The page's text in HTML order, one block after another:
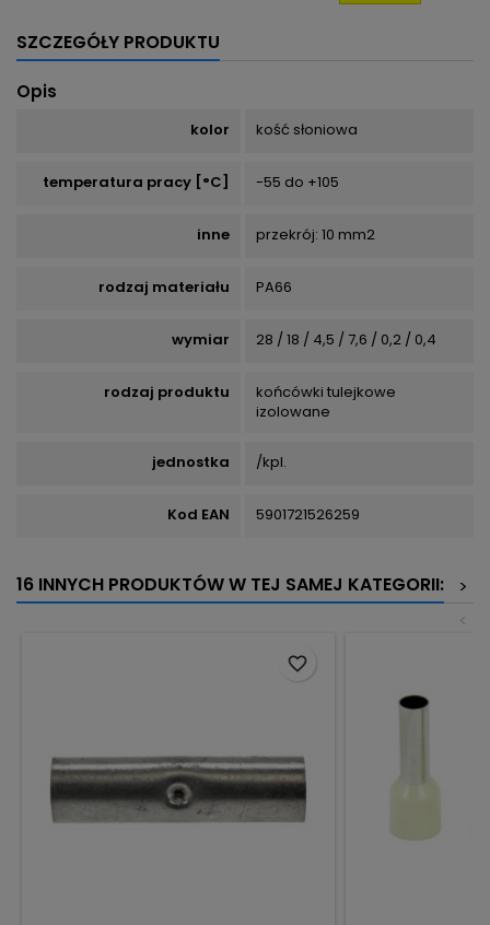
SZCZEGÓŁY PRODUKTU
Opis
kolor kość słoniowa
temperatura pracy [°C] -55 do +105
inne przekrój: 10 mm2
rodzaj materiału PA66
wymiar 28 / 18 / 4,5 / 7,6 / 0,2 / 0,4
rodzaj produktu
końcówki tulejkowe
izolowane
jednostka /kpl.
Kod EAN 5901721526259
16 INNYCH PRODUKTÓW W TEJ SAMEJ KATEGORII:
>
<
favorite_border